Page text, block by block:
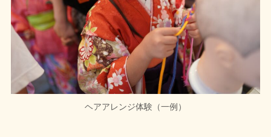
ヘアアレンジ体験（一例）